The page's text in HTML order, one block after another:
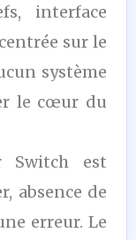
interface
sur le
système
le cœur du
Switch est
absence de
erreur. Le